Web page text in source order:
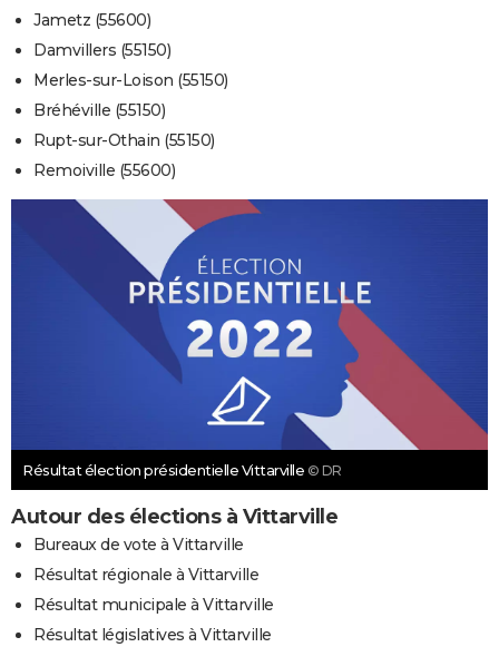
Jametz (55600)
Damvillers (55150)
Merles-sur-Loison (55150)
Bréhéville (55150)
Rupt-sur-Othain (55150)
Remoiville (55600)
Résultat élection présidentielle Vittarville © DR
Autour des élections à Vittarville
Bureaux de vote à Vittarville
Résultat régionale à Vittarville
Résultat municipale à Vittarville
Résultat législatives à Vittarville